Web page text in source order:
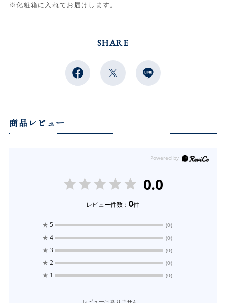
※化粧箱に入れてお届けします。
SHARE
商品レビュー
0.0
レビュー件数：0件
★ 5 (0)
★ 4 (0)
★ 3 (0)
★ 2 (0)
★ 1 (0)